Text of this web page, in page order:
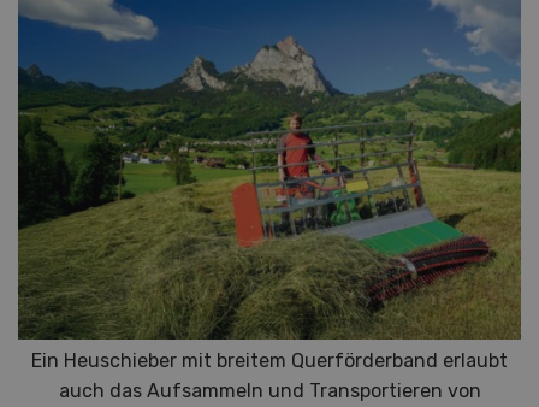
Ein Heuschieber mit breitem Querförderband erlaubt
auch das Aufsammeln und Transportieren von